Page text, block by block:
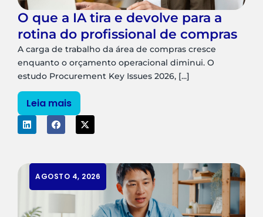
O que a IA tira e devolve para a
rotina do profissional de compras
A carga de trabalho da área de compras cresce
enquanto o orçamento operacional diminui. O
estudo Procurement Key Issues 2026, [...]
Leia mais
AGOSTO 4, 2026